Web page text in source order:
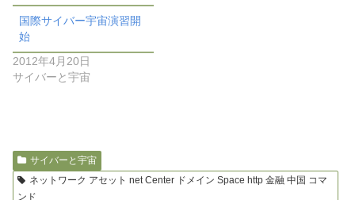
国際サイバー宇宙演習開
始
2012年4月20日
サイバーと宇宙
サイバーと宇宙
ネットワーク アセット net Center ドメイン Space http 金融 中国 コマ
ンド